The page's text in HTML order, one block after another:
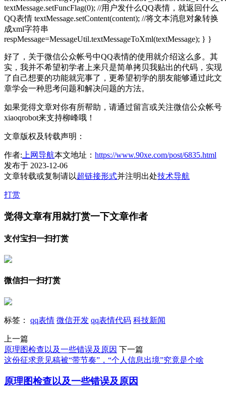
textMessage.setFuncFlag(0); //用户发什么QQ表情，就返回什么
QQ表情 textMessage.setContent(content); //将文本消息对象转换
成xml字符串
respMessage=MessageUtil.textMessageToXml(textMessage); } }
好了，关于微信公众帐号中QQ表情的使用就介绍这么多。其
实，我并不希望初学者上来只是简单拷贝我贴出的代码，实现
了自己想要的功能就完事了，更希望初学的朋友能够通过此文
章学会一种思考问题和解决问题的方法。
如果觉得文章对你有所帮助，请通过留言或关注微信公众帐号
xiaoqrobot来支持柳峰哦！
文章版权及转载声明：
作者: 上网导航本文地址： https://www.90xe.com/post/6835.html
发布于 2023-12-06
文章转载或复制请以超链接形式并注明出处技术导航
打赏
觉得文章有用就打赏一下文章作者
支付宝扫一扫打赏
微信扫一扫打赏
标签： qq表情 微信开发 qq表情代码 科技新闻
上一篇
原理图检查以及一些错误及原因 下一篇
这份征求意见稿被“带节奏”，“个人信息出境”究竟是个啥
原理图检查以及一些错误及原因